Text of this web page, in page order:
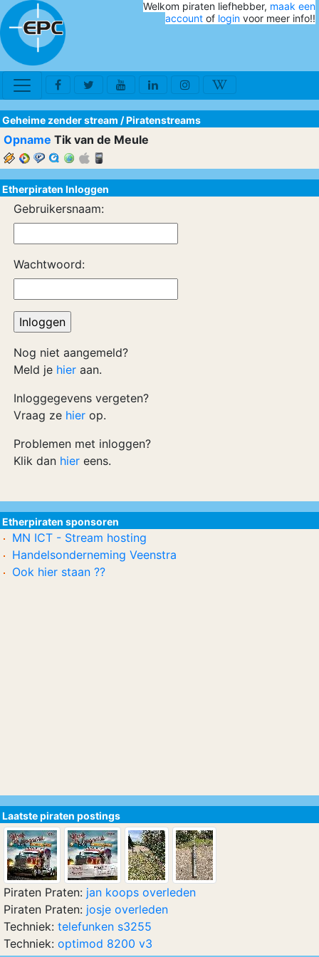
Welkom piraten liefhebber, maak een
account of login voor meer info!!
Geheime zender stream /Piratenstreams
Opname Tik van de Meule
Etherpiraten Inloggen
Gebruikersnaam:
Wachtwoord:
Nog niet aangemeld?
Meld je hier aan.
Inloggegevens vergeten?
Vraag ze hier op.
Problemen met inloggen?
Klik dan hier eens.
Etherpiraten sponsoren
MN ICT - Stream hosting
Handelsonderneming Veenstra
Ook hier staan ??
Laatste piraten postings
Piraten Praten: jan koops overleden
Piraten Praten: josje overleden
Techniek: telefunken s3255
Techniek: optimod 8200 v3